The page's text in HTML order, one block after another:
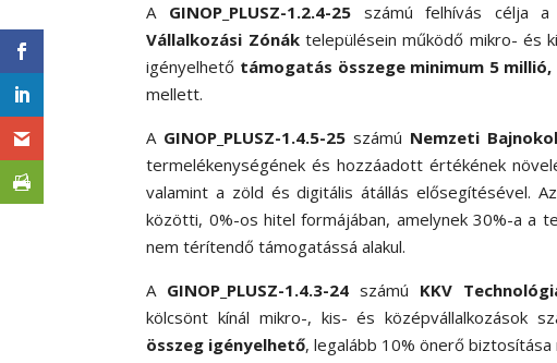
A GINOP_PLUSZ-1.2.4-25 számú felhívás célja
Vállalkozási Zónáktelepülésein működő mikro- és
igényelhető támogatás összege minimum 5
mellett.
A GINOP_PLUSZ-1.4.5-25 számú Nemzeti
termelékenységének és hozzáadott értékének
valamint a zöld és digitális átállás elősegítésével.
közötti, 0%-os hitel formájában, amelynek 30%-a a
nem térítendő támogatássá alakul.
A GINOP_PLUSZ-1.4.3-24számú KKV
kölcsönt kínál mikro-, kis- és középvállalkozások
összeg igényelhető, legalább 10% önerő biztosítása